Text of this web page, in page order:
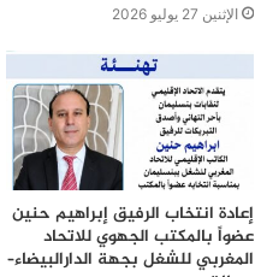
الإثنين 27 يوليو 2026
إعادة انتخاب الرفيق إبراهيم حنين
عضواً بالمكتب الجهوي للاتحاد
المغربي للشغل بجهة الدارالبيضاء–